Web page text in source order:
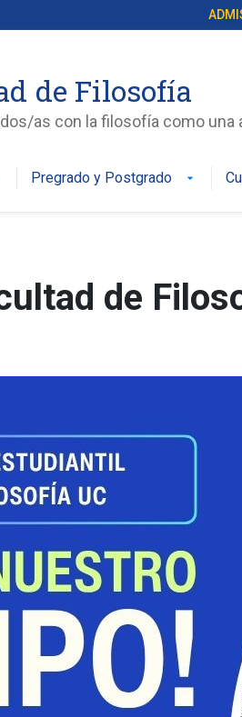
de Filosofía
as con la filosofía como
Pregrado y Postgrado arrow_drop_down
de